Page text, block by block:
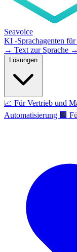
Seavoice
KI -Sprachagenten
→ Text zur Sprache →
📈 Für Vertrieb und
Automatisierung 🏢